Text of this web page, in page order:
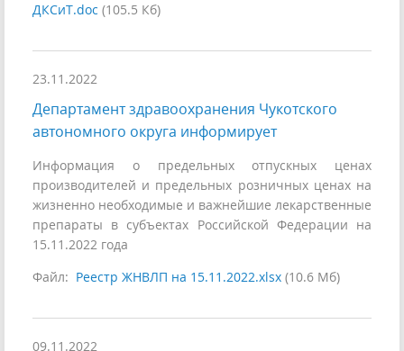
ДКСиТ.doc (105.5 Кб)
23.11.2022
Департамент здравоохранения Чукотского
автономного округа информирует
Информация о предельных отпускных ценах
производителей и предельных розничных ценах на
жизненно необходимые и важнейшие лекарственные
препараты в субъектах Российской Федерации на
15.11.2022 года
Файл: Реестр ЖНВЛП на 15.11.2022.xlsx (10.6 Мб)
09.11.2022